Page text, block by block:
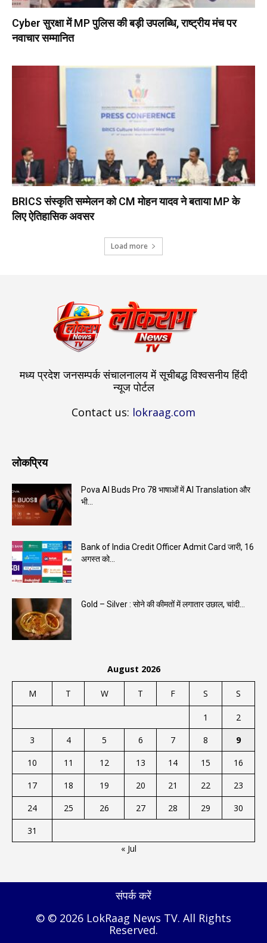
Cyber सुरक्षा में MP पुलिस की बड़ी उपलब्धि, राष्ट्रीय मंच पर
नवाचार सम्मानित
BRICS संस्कृति सम्मेलन को CM मोहन यादव ने बताया MP के
लिए ऐतिहासिक अवसर
Load more
मध्य प्रदेश जनसम्पर्क संचालनालय में सूचीबद्ध विश्वसनीय हिंदी
न्यूज पोर्टल
Contact us: lokraag.com
लोकप्रिय
Pova AI Buds Pro 78 भाषाओं में AI Translation और
भी...
Bank of India Credit Officer Admit Card जारी, 16
अगस्त को...
Gold – Silver : सोने की कीमतों में लगातार उछाल, चांदी...
August 2026
M T W T F S S
1
2
3
4 5 6 7 8
9
10
11 12 13 14 15
16
17
18 19 20 21 22
23
24
25 26 27 28 29
30
31
« Jul
संपर्क करें
© © 2026 LokRaag News TV. All Rights
Reserved.